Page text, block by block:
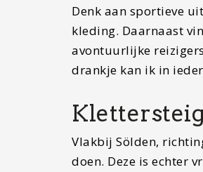
Denk aan sportieve
kleding. Daarnaast
avontuurlijke
drankje kan ik in
Vlakbij Sölden,
doen. Deze is echter